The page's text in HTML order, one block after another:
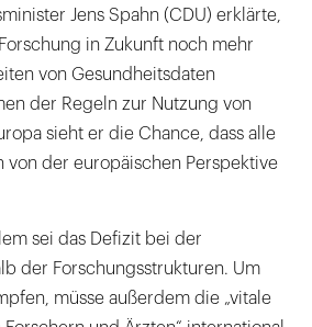
Jens Spahn (CDU) erklärte,
in Zukunft noch mehr
von Gesundheitsdaten
der Regeln zur Nutzung von
sieht er die Chance, dass alle
von der europäischen Perspektive
sei das Defizit bei der
der Forschungsstrukturen. Um
müsse außerdem die „vitale